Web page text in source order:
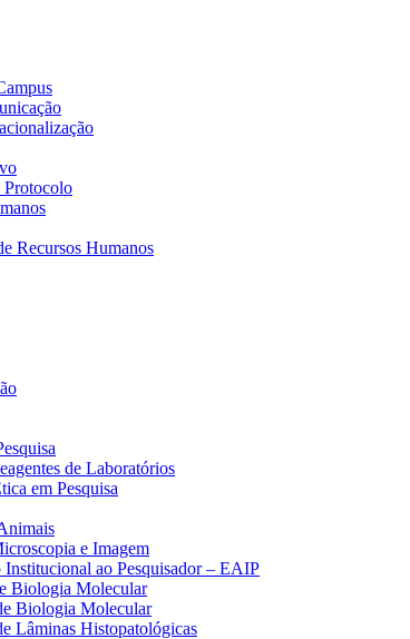
Protocolo
Recursos Humanos
de Laboratórios
em Pesquisa
e Imagem
ao Pesquisador – EAIP
Biologia Molecular
Biologia Molecular
Lâminas Histopatológicas